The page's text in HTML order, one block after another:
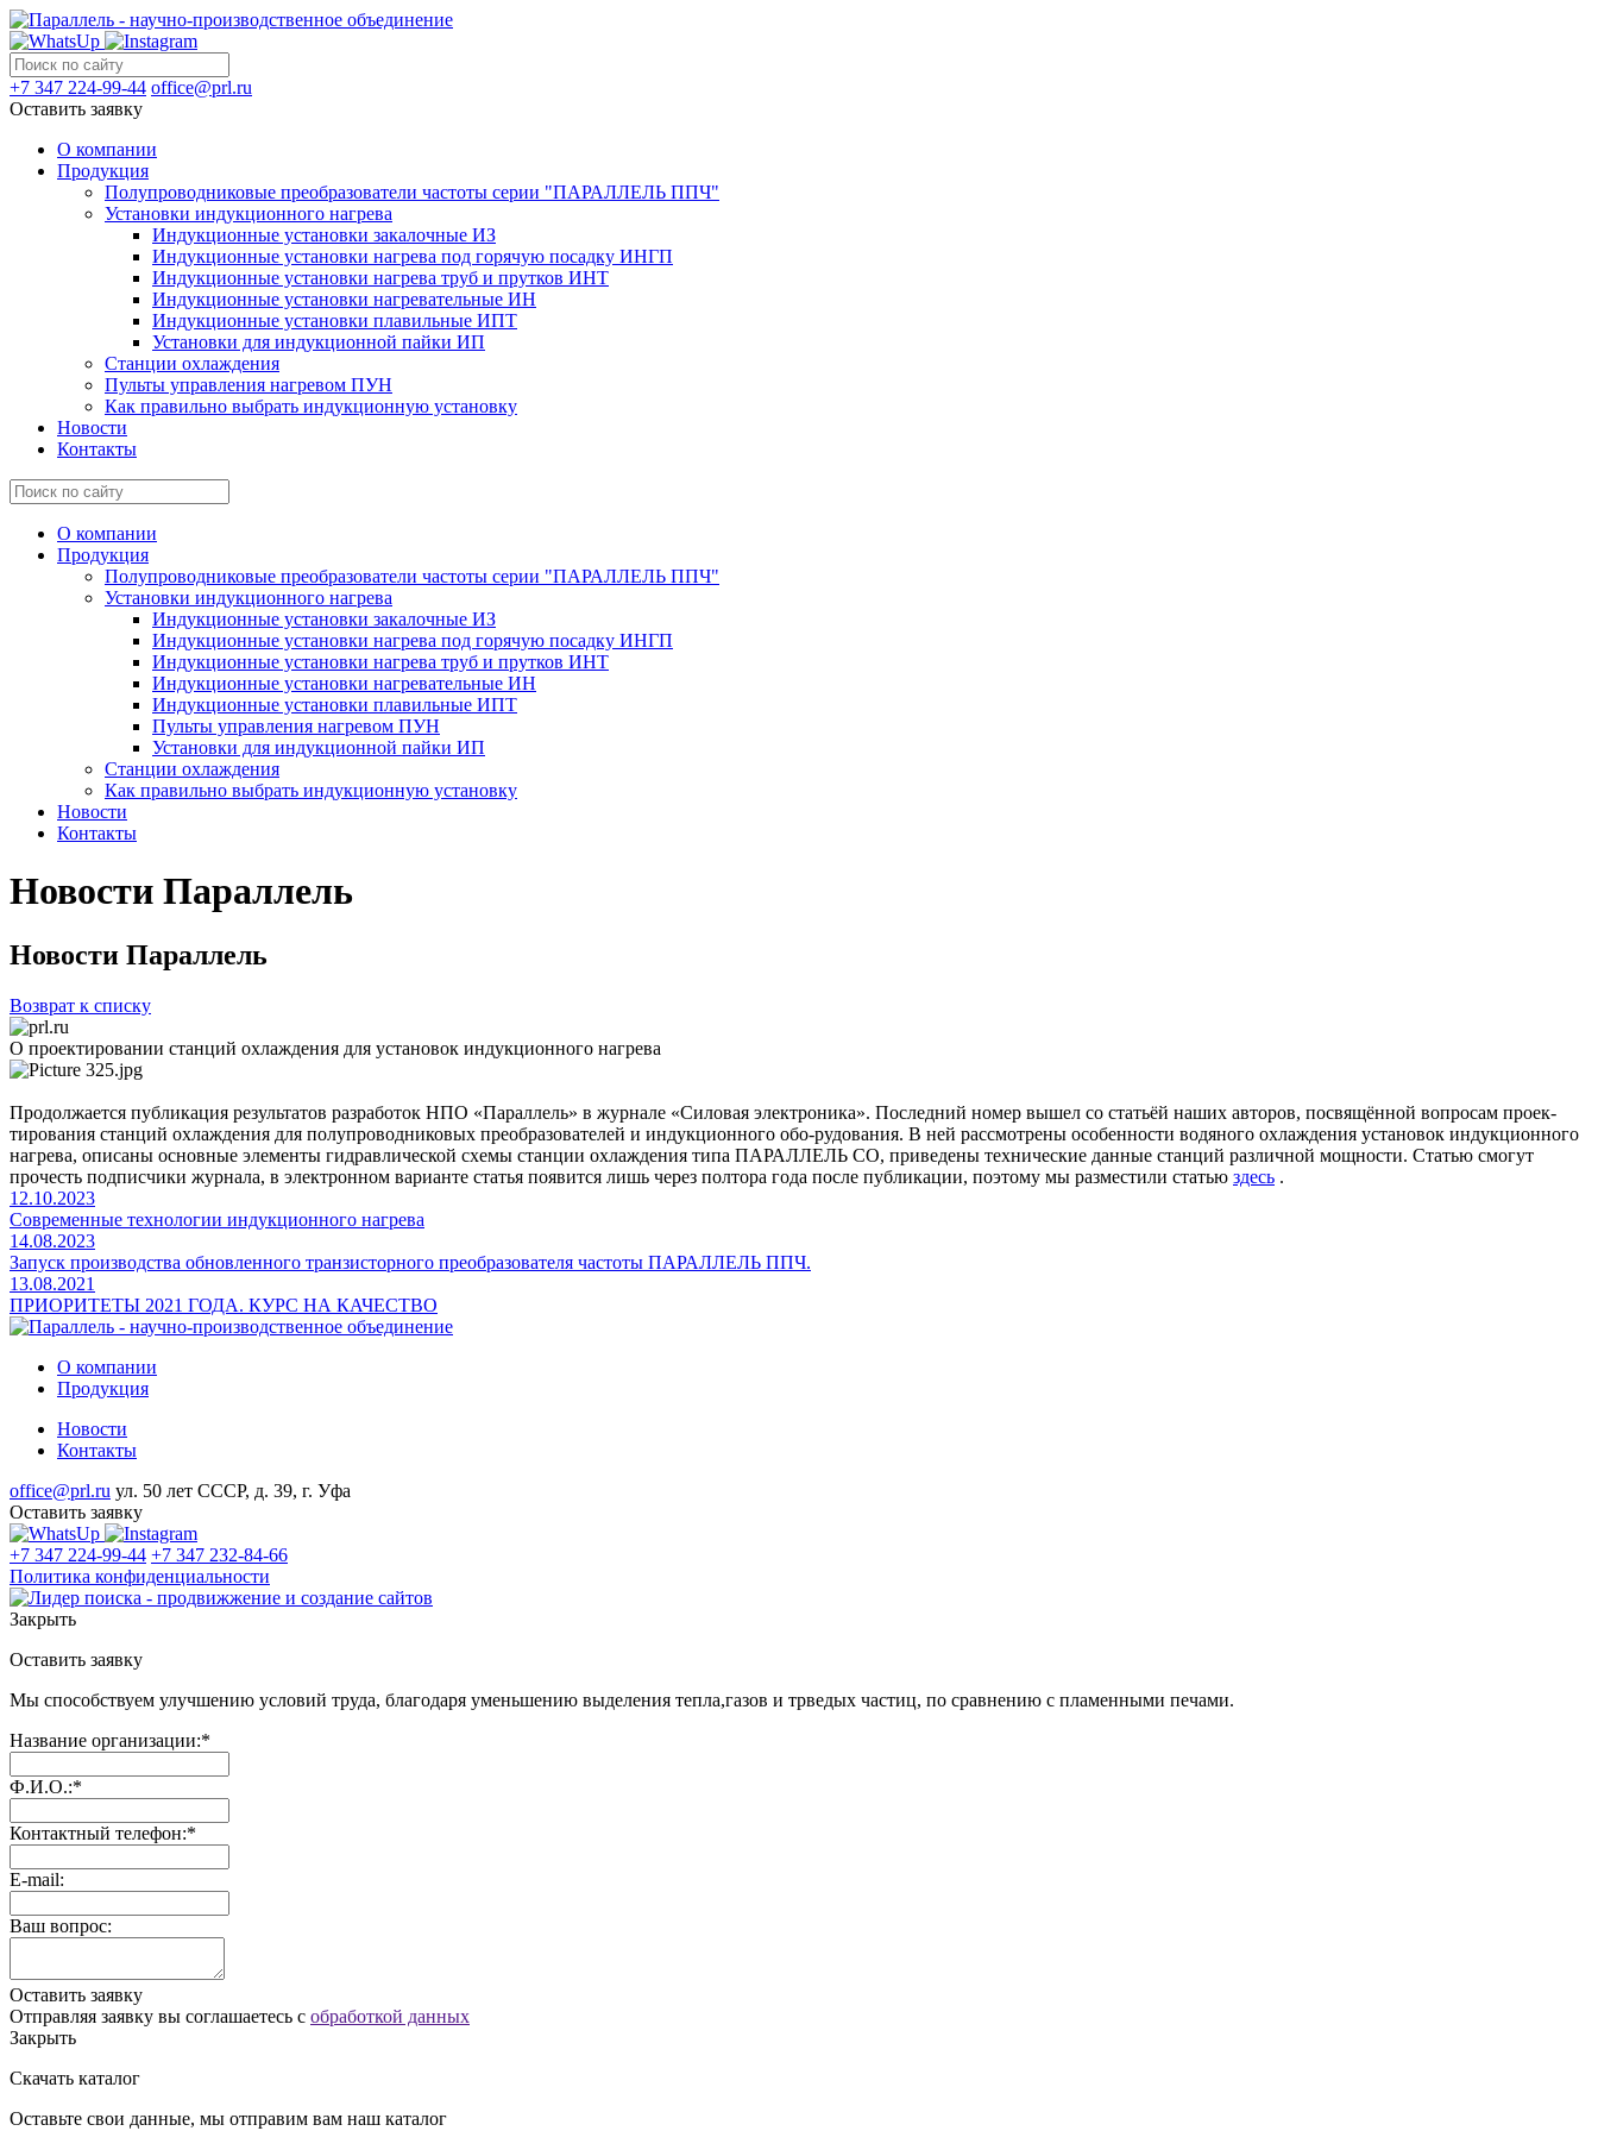
+7 347 224-99-44 office@prl.ru
Оставить заявку
О компании
Продукция
Полупроводниковые преобразователи частоты серии "ПАРАЛЛЕЛЬ ППЧ"
Установки индукционного нагрева
Индукционные установки закалочные ИЗ
Индукционные установки нагрева под горячую посадку ИНГП
Индукционные установки нагрева труб и прутков ИНТ
Индукционные установки нагревательные ИН
Индукционные установки плавильные ИПТ
Установки для индукционной пайки ИП
Станции охлаждения
Пульты управления нагревом ПУН
Как правильно выбрать индукционную установку
Новости
Контакты
О компании
Продукция
Полупроводниковые преобразователи частоты серии "ПАРАЛЛЕЛЬ ППЧ"
Установки индукционного нагрева
Индукционные установки закалочные ИЗ
Индукционные установки нагрева под горячую посадку ИНГП
Индукционные установки нагрева труб и прутков ИНТ
Индукционные установки нагревательные ИН
Индукционные установки плавильные ИПТ
Пульты управления нагревом ПУН
Установки для индукционной пайки ИП
Станции охлаждения
Как правильно выбрать индукционную установку
Новости
Контакты
Новости Параллель
Новости Параллель
Возврат к списку
О проектировании станций охлаждения для установок индукционного нагрева
Продолжается публикация результатов разработок НПО «Параллель» в журнале «Силовая электроника». Последний номер вышел со статьёй наших авторов, посвящённой вопросам проек-
тирования станций охлаждения для полупроводниковых преобразователей и индукционного обо-рудования. В ней рассмотрены особенности водяного охлаждения установок индукционного
нагрева, описаны основные элементы гидравлической схемы станции охлаждения типа ПАРАЛЛЕЛЬ СО, приведены технические данные станций различной мощности. Статью смогут
прочесть подписчики журнала, в электронном варианте статья появится лишь через полтора года после публикации, поэтому мы разместили статью здесь .
12.10.2023
Современные технологии индукционного нагрева
14.08.2023
Запуск производства обновленного транзисторного преобразователя частоты ПАРАЛЛЕЛЬ ППЧ.
13.08.2021
ПРИОРИТЕТЫ 2021 ГОДА. КУРС НА КАЧЕСТВО
О компании
Продукция
Новости
Контакты
office@prl.ru ул. 50 лет СССР, д. 39, г. Уфа
Оставить заявку
+7 347 224-99-44 +7 347 232-84-66
Политика конфиденциальности
Закрыть
Оставить заявку
Мы способствуем улучшению условий труда, благодаря уменьшению выделения тепла,газов и трведых частиц, по сравнению с пламенными печами.
Название организации:*
Ф.И.О.:*
Контактный телефон:*
E-mail:
Ваш вопрос:
Оставить заявку
Отправляя заявку вы соглашаетесь с обработкой данных
Закрыть
Скачать каталог
Оставьте свои данные, мы отправим вам наш каталог